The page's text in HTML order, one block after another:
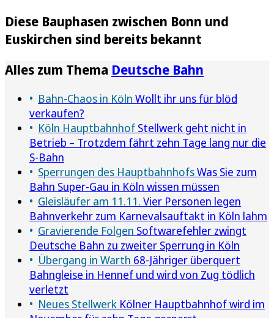
Diese Bauphasen zwischen Bonn und
Euskirchen sind bereits bekannt
Alles zum Thema Deutsche Bahn
Bahn-Chaos in Köln Wollt ihr uns für blöd
verkaufen?
Köln Hauptbahnhof Stellwerk geht nicht in
Betrieb – Trotzdem fährt zehn Tage lang nur die
S-Bahn
Sperrungen des HauptbahnhofsWas Sie zum
Bahn Super-Gau in Köln wissen müssen
Gleisläufer am 11.11. Vier Personen legen
Bahnverkehr zum Karnevalsauftakt in Köln lahm
Gravierende Folgen Softwarefehler zwingt
Deutsche Bahn zu zweiter Sperrung in Köln
Übergang in Warth 68-Jähriger überquert
Bahngleise in Hennef und wird von Zug tödlich
verletzt
Neues Stellwerk Kölner Hauptbahnhof wird im